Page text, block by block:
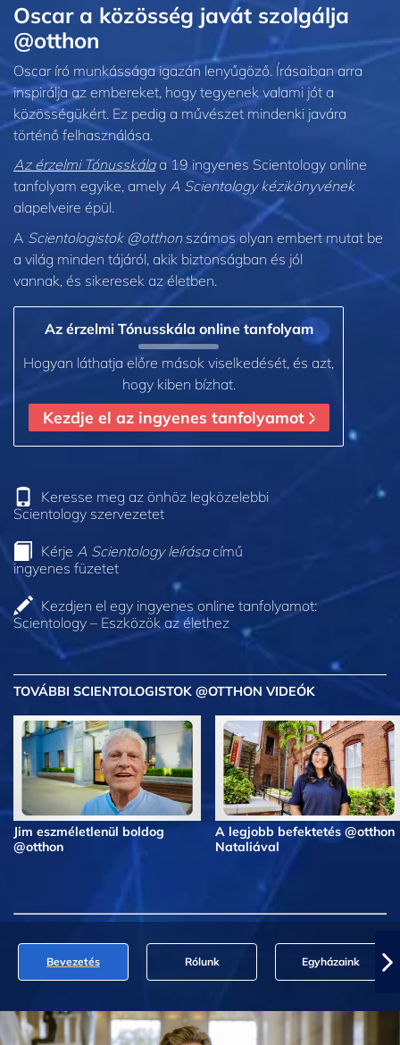
Oscar a közösség javát szolgálja
@otthon
Oscar író munkássága igazán lenyűgöző. Írásaiban arra
inspirálja az embereket, hogy tegyenek valami jót a
közösségükért. Ez pedig a művészet mindenki javára
történő felhasználása.
Az érzelmi Tónusskálaa 19 ingyenes Scientology online
tanfolyam egyike, amely A Scientology kézikönyvének
alapelveire épül.
A Scientologistok @otthonszámos olyan embert mutat be
a világ minden tájáról, akik biztonságban és jól
vannak, és sikeresek az életben.
Az érzelmi Tónusskála online tanfolyam
Hogyan láthatja előre mások viselkedését, és azt,
hogy kiben bízhat.
Kezdje el az ingyenes tanfolyamot
Keresse meg az önhöz legközelebbi
Scientology szervezetet
Kérje A Scientology leírásacímű
ingyenes füzetet
Kezdjen el egy ingyenes online tanfolyamot:
Scientology – Eszközök az élethez
TOVÁBBI SCIENTOLOGISTOK @OTTHON VIDEÓK
Jim eszméletlenül boldog
@otthon
A legjobb befektetés @otthon
Nataliával
Bevezetés Rólunk Egyházaink